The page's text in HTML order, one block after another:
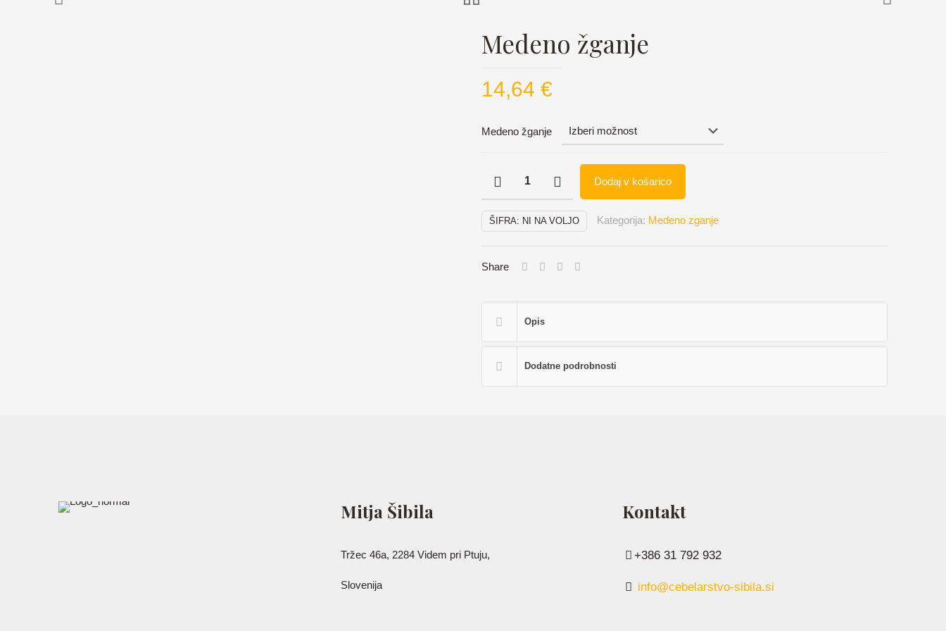
Medeno žganje
14,64 €
Medeno žganje
količina
Dodaj v košarico
ŠIFRA: NI NA VOLJO Kategorija: Medeno zganje
Share
Opis
Dodatne podrobnosti
Mitja Šibila
Tržec 46a, 2284 Videm pri Ptuju,
Slovenija
Kontakt
+386 31 792 932
info@cebelarstvo-sibila.si